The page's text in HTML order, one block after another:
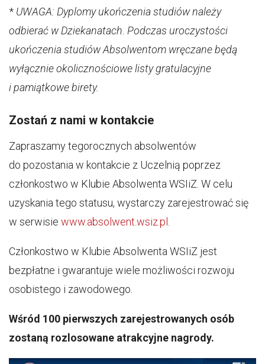
* UWAGA: Dyplomy ukończenia studiów należy
odbierać w Dziekanatach. Podczas uroczystości
ukończenia studiów Absolwentom wręczane będą
wyłącznie okolicznościowe listy gratulacyjne
i pamiątkowe birety.
Zostań z nami w kontakcie
Zapraszamy tegorocznych absolwentów
do pozostania w kontakcie z Uczelnią poprzez
członkostwo w Klubie Absolwenta WSIiZ. W celu
uzyskania tego statusu, wystarczy zarejestrować się
w serwisie www.absolwent.wsiz.pl
Członkostwo w Klubie Absolwenta WSIiZ jest
bezpłatne i gwarantuje wiele możliwości rozwoju
osobistego i zawodowego.
Wśród 100 pierwszych zarejestrowanych osób
zostaną rozlosowane atrakcyjne nagrody.